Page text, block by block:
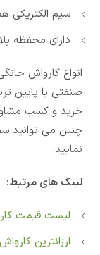
سیم الکتریکی
دارای محفظه
انواع کارواش
صنفتی با پایین
خرید و کسب
چنین می توانید
نمایید.
لینک های مرتبط:
لیست قیمت
ارزانترین